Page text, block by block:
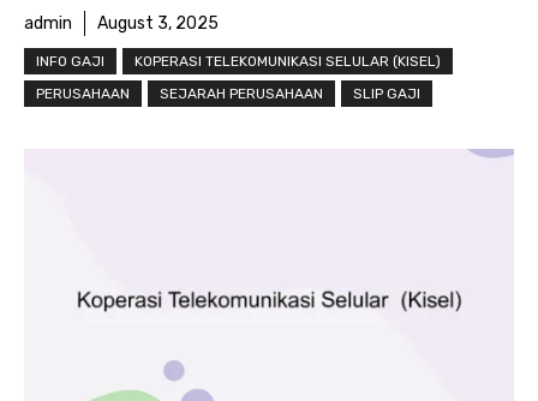
admin August 3, 2025
INFO GAJI
KOPERASI TELEKOMUNIKASI SELULAR (KISEL)
PERUSAHAAN
SEJARAH PERUSAHAAN SLIP GAJI